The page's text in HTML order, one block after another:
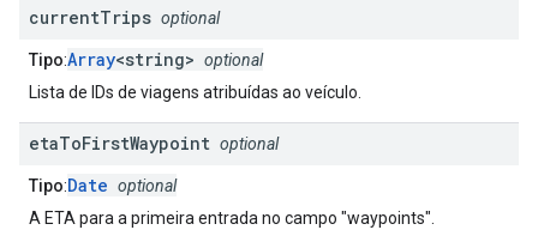
currentTrips optional
Tipo:Array<string> optional
Lista de IDs de viagens atribuídas ao veículo.
etaToFirstWaypoint optional
Tipo:Date optional
A ETA para a primeira entrada no campo "waypoints".